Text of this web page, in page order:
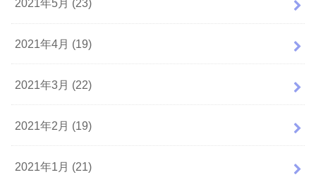
2021年5月 (23)
2021年4月 (19)
2021年3月 (22)
2021年2月 (19)
2021年1月 (21)